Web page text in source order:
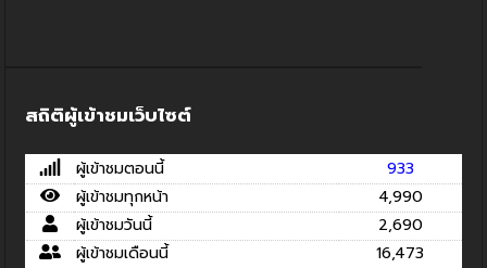
สถิติผู้เข้าชมเว็บไซต์
ผู้เข้าชมตอนนี้
933
ผู้เข้าชมทุกหน้า
4,990
ผู้เข้าชมวันนี้
2,690
ผู้เข้าชมเดือนนี้
16,473